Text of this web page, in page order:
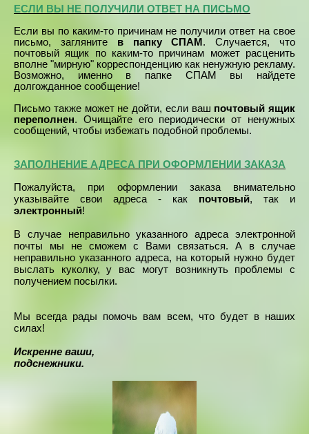
ЕСЛИ ВЫ НЕ ПОЛУЧИЛИ ОТВЕТ НА ПИСЬМО
Если вы по каким-то причинам не получили ответ на свое
письмо, загляните в папку СПАМ . Случается, что
почтовый ящик по каким-то причинам может расценить
вполне "мирную" корреспонденцию как ненужную рекламу.
Возможно, именно в папке СПАМ вы найдете
долгожданное сообщение!
Письмо также может не дойти, если ваш почтовый ящик
переполнен. Очищайте его периодически от ненужных
сообщений, чтобы избежать подобной проблемы.
ЗАПОЛНЕНИЕ АДРЕСА ПРИ ОФОРМЛЕНИИ ЗАКАЗА
Пожалуйста, при оформлении заказа внимательно
указывайте свои адреса - как почтовый, так и
электронный!
В случае неправильно указанного адреса электронной
почты мы не сможем с Вами связаться. А в случае
неправильно указанного адреса, на который нужно будет
выслать куколку, у вас могут возникнуть проблемы с
получением посылки.
Мы всегда рады помочь вам всем, что будет в наших
силах!
Искренне ваши,
подснежники.